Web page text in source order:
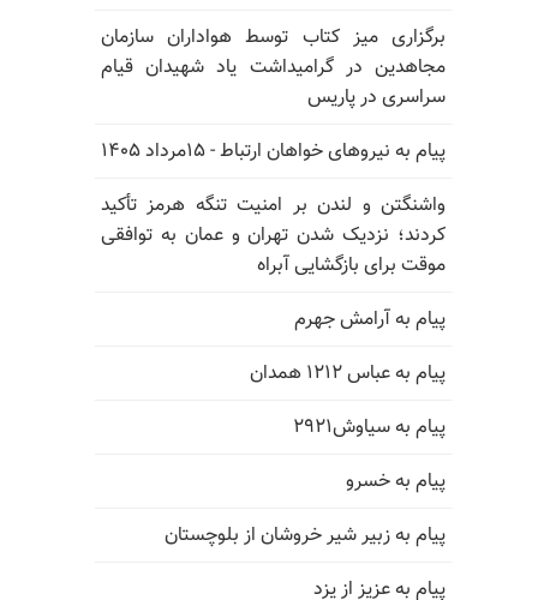
برگزاری میز کتاب توسط هواداران سازمان
مجاهدین در گرامیداشت یاد شهیدان قیام
سراسری در پاریس
پیام به نیروهای خواهان ارتباط - ۱۵مرداد ۱۴۰۵
واشنگتن و لندن بر امنیت تنگه هرمز تأکید
کردند؛ نزدیک شدن تهران و عمان به توافقی
موقت برای بازگشایی آبراه
پیام به آرامش جهرم
پیام به عباس ۱۲۱۲ همدان
پیام به سیاوش۲۹۲۱
پیام به خسرو
پیام به زبیر شیر خروشان از بلوچستان
پیام به عزیز از یزد